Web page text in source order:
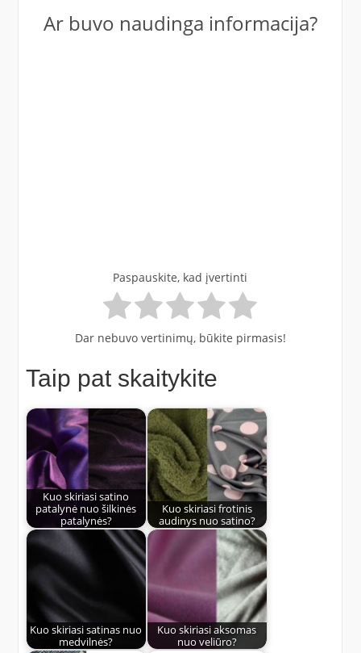
Ar buvo naudinga informacija?
Paspauskite, kad įvertinti
Dar nebuvo vertinimų, būkite pirmasis!
Taip pat skaitykite
Kuo skiriasi satino
patalynė nuo šilkinės
patalynės?
Kuo skiriasi frotinis
audinys nuo satino?
Kuo skiriasi satinas nuo
medvilnės?
Kuo skiriasi aksomas
nuo veliūro?